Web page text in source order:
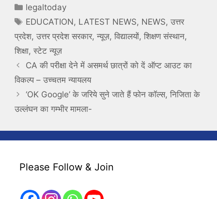
Categories
legaltoday
Tags
EDUCATION, LATEST NEWS, NEWS,उत्तर
प्रदेश, उत्तर प्रदेश सरकार, न्यूज़, विद्यालयों, शिक्षण संस्थान,
शिक्षा, स्टेट न्यूज़
CA की परीक्षा देने में असमर्थ छात्रों को दें ऑप्ट आउट का
विकल्प – उच्चतम न्यायलय
‘OK Google’ के जरिये सुने जाते हैं फोन कॉल्स, निजिता के
उल्लंघन का गम्भीर मामला-
Please Follow & Join